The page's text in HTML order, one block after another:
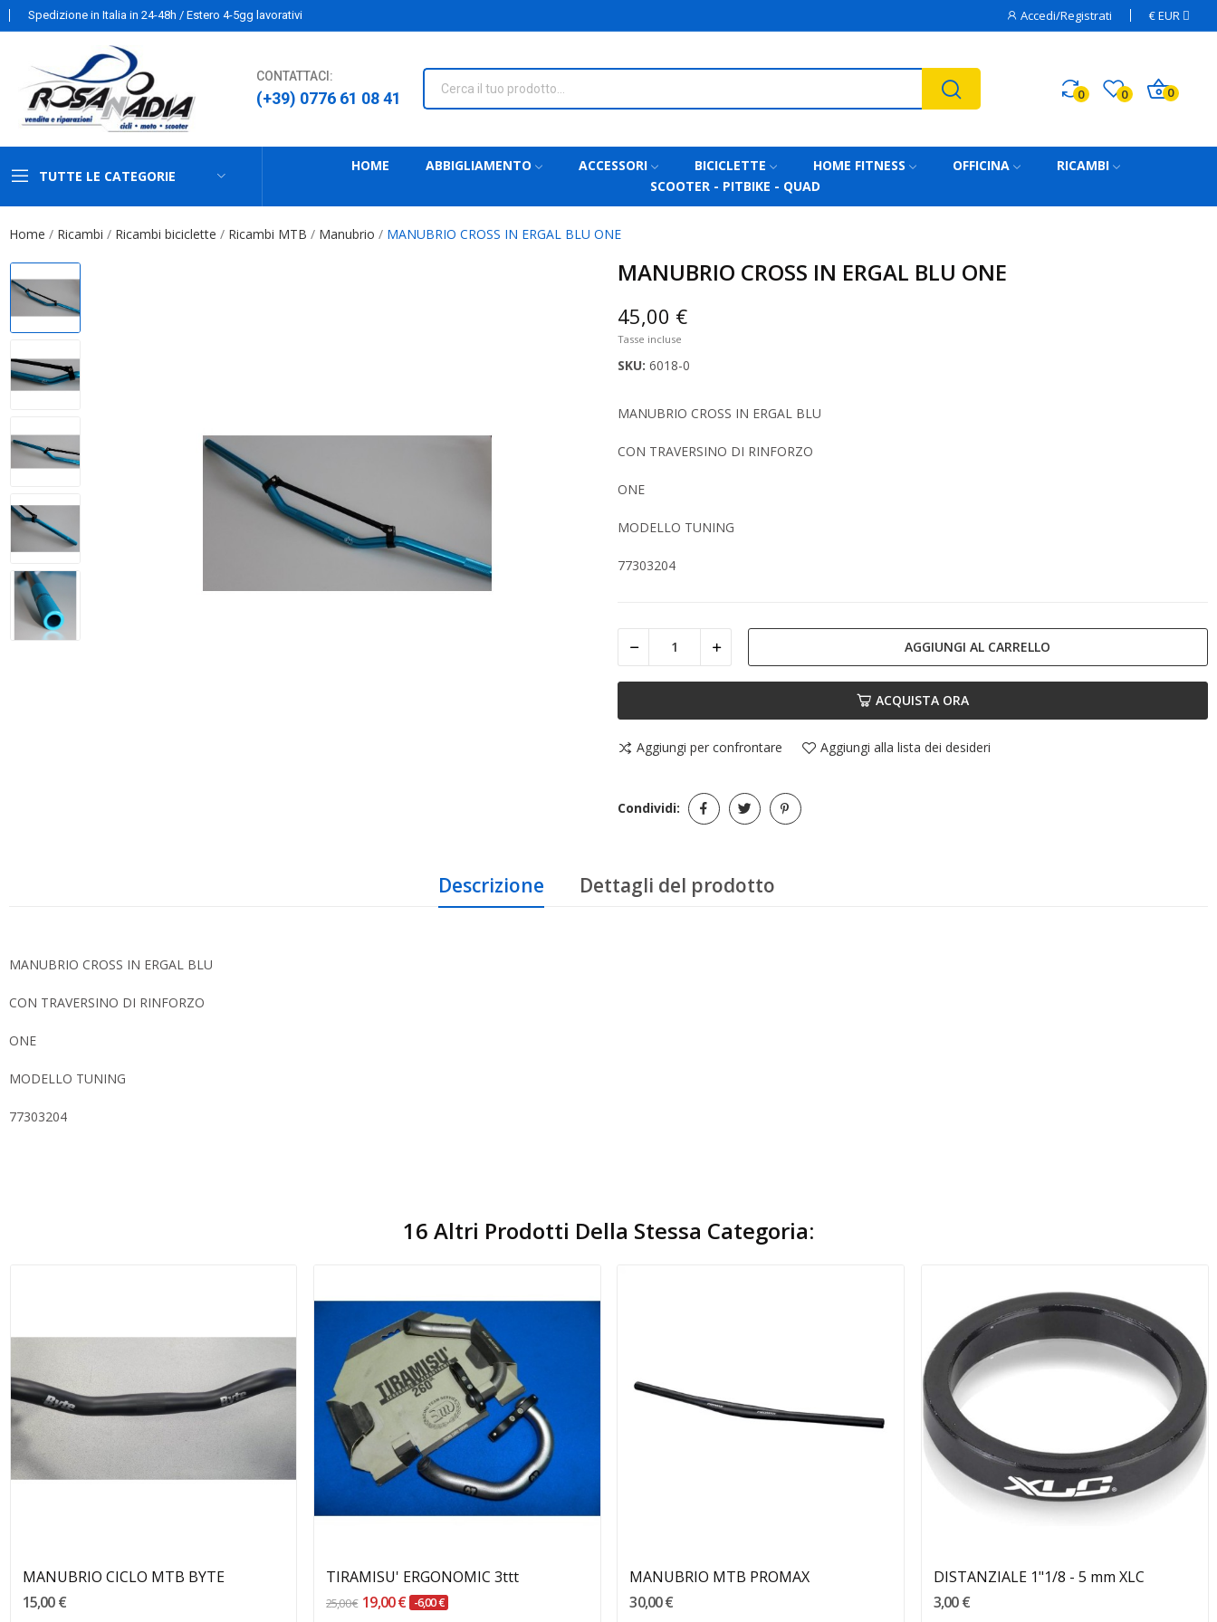
Spedizione in Italia in 24-48h / Estero 4-5gg lavorativi Accedi/Registrati €EUR
CONTATTACI:
(+39) 0776 61 08 41 0 0 0
TUTTE LE CATEGORIE
HOME ABBIGLIAMENTO ACCESSORI BICICLETTE HOME FITNESS OFFICINA
RICAMBI
SCOOTER - PITBIKE - QUAD
Home Ricambi Ricambi biciclette Ricambi MTB Manubrio MANUBRIO CROSS IN ERGAL BLU ONE
MANUBRIO CROSS IN ERGAL BLU ONE
45,00 €
Tasse incluse
SKU: 6018-0
MANUBRIO CROSS IN ERGAL BLU
CON TRAVERSINO DI RINFORZO
ONE
MODELLO TUNING
77303204
AGGIUNGI AL CARRELLO
ACQUISTA ORA
Aggiungi per confrontare Aggiungi alla lista dei desideri
Condividi:
Descrizione Dettagli del prodotto
MANUBRIO CROSS IN ERGAL BLU
CON TRAVERSINO DI RINFORZO
ONE
MODELLO TUNING
77303204
16 Altri Prodotti Della Stessa Categoria:
MANUBRIO CICLO MTB BYTE
15,00 €
Aggiungi Al Carrello
TIRAMISU' ERGONOMIC 3ttt
25,00 € 19,00 € -6,00 €
MANUBRIO MTB PROMAX
30,00 €
DISTANZIALE 1"1/8 - 5 mm XLC
3,00 €